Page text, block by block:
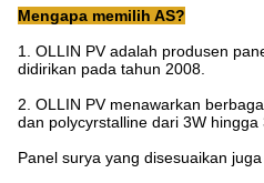
Mengapa memilih AS?
1. OLLIN PV adalah produsen
didirikan pada tahun 2008.
2. OLLIN PV menawarkan
dan polycyrstalline dari 3W hingga
Panel surya yang disesuaikan